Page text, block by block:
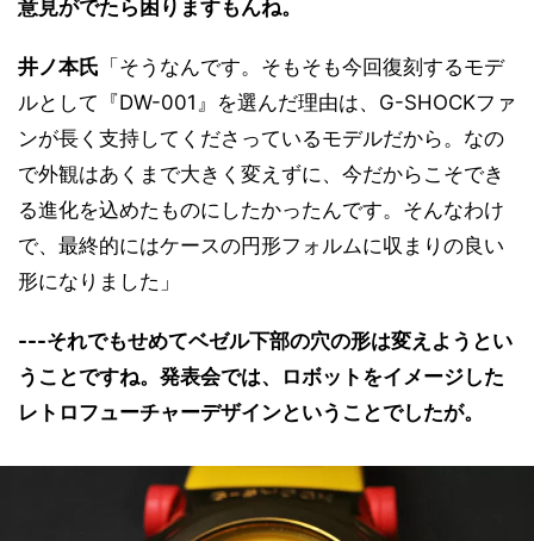
意見がでたら困りますもんね。
井ノ本氏 「そうなんです。そもそも今回復刻するモデ
ルとして『DW-001』を選んだ理由は、G-SHOCKファ
ンが長く支持してくださっているモデルだから。なの
で外観はあくまで大きく変えずに、今だからこそでき
る進化を込めたものにしたかったんです。そんなわけ
で、最終的にはケースの円形フォルムに収まりの良い
形になりました」
---それでもせめてベゼル下部の穴の形は変えようとい
うことですね。発表会では、ロボットをイメージした
レトロフューチャーデザインということでしたが。